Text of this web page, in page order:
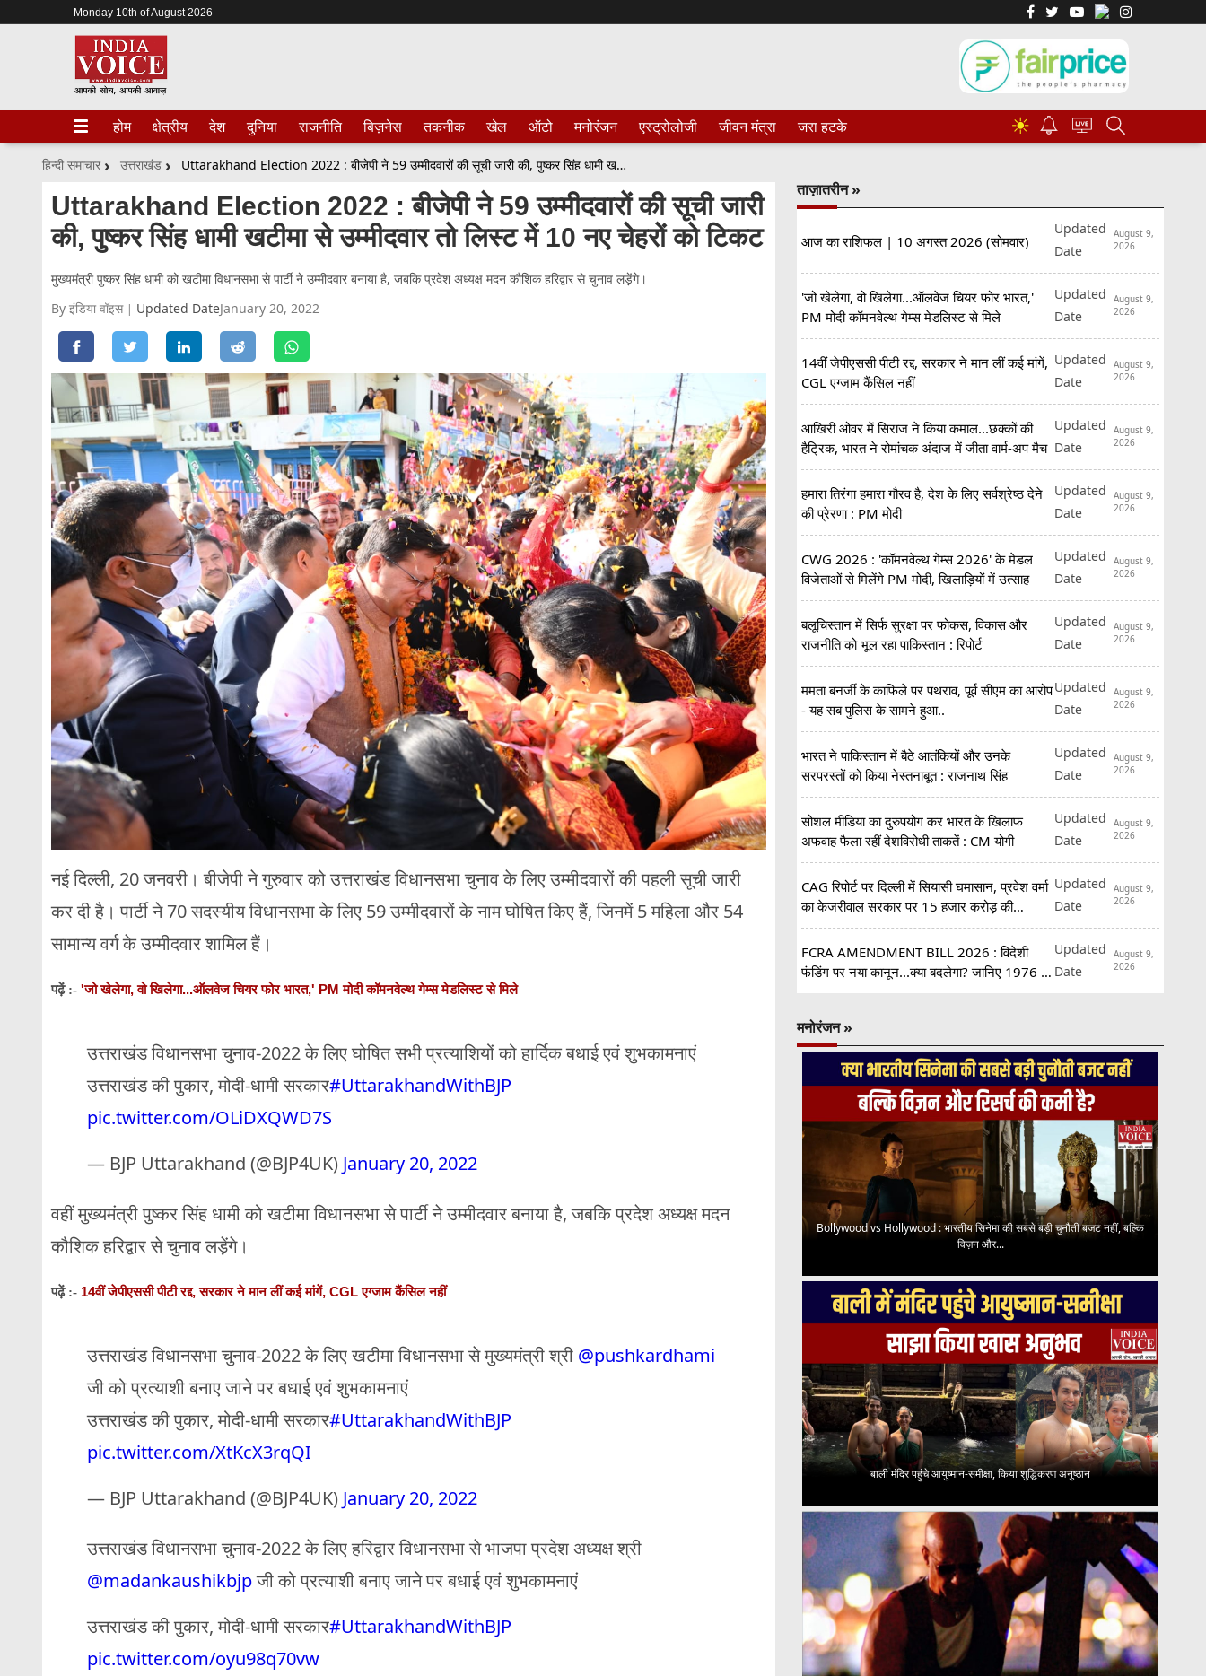
Monday 10th of August 2026
होम क्षेत्रीय देश दुनिया राजनीति बिज़नेस तकनीक खेल ऑटो मनोरंजन एस्ट्रोलोजी जीवन मंत्रा जरा हटके ☀
हिन्दी समाचार उत्तराखंड Uttarakhand Election 2022 : बीजेपी ने 59 उम्मीदवारों की सूची जारी की, पुष्कर सिंह धामी खटीमा से उम्मीदवार तो लिस्ट में 10 नए चेहरों को टिकट
Uttarakhand Election 2022 : बीजेपी ने 59 उम्मीदवारों की सूची जारी
की, पुष्कर सिंह धामी खटीमा से उम्मीदवार तो लिस्ट में 10 नए चेहरों को टिकट
मुख्यमंत्री पुष्कर सिंह धामी को खटीमा विधानसभा से पार्टी ने उम्मीदवार बनाया है, जबकि प्रदेश अध्यक्ष मदन कौशिक हरिद्वार से चुनाव लड़ेंगे।
By इंडिया वॉइस
Updated DateJanuary 20, 2022
नई दिल्ली, 20 जनवरी। बीजेपी ने गुरुवार को उत्तराखंड विधानसभा चुनाव के लिए उम्मीदवारों की पहली सूची जारी
कर दी है। पार्टी ने 70 सदस्यीय विधानसभा के लिए 59 उम्मीदवारों के नाम घोषित किए हैं, जिनमें 5 महिला और 54
सामान्य वर्ग के उम्मीदवार शामिल हैं।
पढ़ें :- 'जो खेलेगा, वो खिलेगा...ऑलवेज चियर फोर भारत,' PM मोदी कॉमनवेल्थ गेम्स मेडलिस्ट से मिले
उत्तराखंड विधानसभा चुनाव-2022 के लिए घोषित सभी प्रत्याशियों को हार्दिक बधाई एवं शुभकामनाएं
उत्तराखंड की पुकार, मोदी-धामी सरकार#UttarakhandWithBJP
pic.twitter.com/OLiDXQWD7S
— BJP Uttarakhand (@BJP4UK) January 20, 2022
वहीं मुख्यमंत्री पुष्कर सिंह धामी को खटीमा विधानसभा से पार्टी ने उम्मीदवार बनाया है, जबकि प्रदेश अध्यक्ष मदन
कौशिक हरिद्वार से चुनाव लड़ेंगे।
पढ़ें :- 14वीं जेपीएससी पीटी रद्द, सरकार ने मान लीं कई मांगें, CGL एग्जाम कैंसिल नहीं
उत्तराखंड विधानसभा चुनाव-2022 के लिए खटीमा विधानसभा से मुख्यमंत्री श्री @pushkardhami
जी को प्रत्याशी बनाए जाने पर बधाई एवं शुभकामनाएं
उत्तराखंड की पुकार, मोदी-धामी सरकार#UttarakhandWithBJP
pic.twitter.com/XtKcX3rqQI
— BJP Uttarakhand (@BJP4UK) January 20, 2022
उत्तराखंड विधानसभा चुनाव-2022 के लिए हरिद्वार विधानसभा से भाजपा प्रदेश अध्यक्ष श्री
@madankaushikbjpजी को प्रत्याशी बनाए जाने पर बधाई एवं शुभकामनाएं
उत्तराखंड की पुकार, मोदी-धामी सरकार#UttarakhandWithBJP
pic.twitter.com/oyu98q70vw
ताज़ातरीन »
आज का राशिफल | 10 अगस्त 2026 (सोमवार)
Updated
Date
August 9,
2026
'जो खेलेगा, वो खिलेगा...ऑलवेज चियर फोर भारत,'
PM मोदी कॉमनवेल्थ गेम्स मेडलिस्ट से मिले
Updated
Date
August 9,
2026
14वीं जेपीएससी पीटी रद्द, सरकार ने मान लीं कई मांगें,
CGL एग्जाम कैंसिल नहीं
Updated
Date
August 9,
2026
आखिरी ओवर में सिराज ने किया कमाल...छक्कों की
हैट्रिक, भारत ने रोमांचक अंदाज में जीता वार्म-अप मैच
Updated
Date
August 9,
2026
हमारा तिरंगा हमारा गौरव है, देश के लिए सर्वश्रेष्ठ देने
की प्रेरणा : PM मोदी
Updated
Date
August 9,
2026
CWG 2026 : 'कॉमनवेल्थ गेम्स 2026' के मेडल
विजेताओं से मिलेंगे PM मोदी, खिलाड़ियों में उत्साह
Updated
Date
August 9,
2026
बलूचिस्तान में सिर्फ सुरक्षा पर फोकस, विकास और
राजनीति को भूल रहा पाकिस्तान : रिपोर्ट
Updated
Date
August 9,
2026
ममता बनर्जी के काफिले पर पथराव, पूर्व सीएम का आरोप
- यह सब पुलिस के सामने हुआ..
Updated
Date
August 9,
2026
भारत ने पाकिस्तान में बैठे आतंकियों और उनके
सरपरस्तों को किया नेस्तनाबूत : राजनाथ सिंह
Updated
Date
August 9,
2026
सोशल मीडिया का दुरुपयोग कर भारत के खिलाफ
अफवाह फैला रहीं देशविरोधी ताकतें : CM योगी
Updated
Date
August 9,
2026
CAG रिपोर्ट पर दिल्ली में सियासी घमासान, प्रवेश वर्मा
का केजरीवाल सरकार पर 15 हजार करोड़ की
अनियमितताओं का आरोप
Updated
Date
August 9,
2026
FCRA AMENDMENT BILL 2026 : विदेशी
फंडिंग पर नया कानून...क्या बदलेगा? जानिए 1976 से
Updated
Date
August 9,
2026
मनोरंजन »
Bollywood vs Hollywood : भारतीय सिनेमा की सबसे बड़ी चुनौती बजट नहीं, बल्कि
विज़न और...
बाली मंदिर पहुंचे आयुष्मान-समीक्षा, किया शुद्धिकरण अनुष्ठान